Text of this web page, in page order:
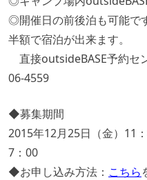
◎開催日の前後泊も可能で
半額で宿泊が出来ます。
直接outsideBASE予約セ
06-4559
◆募集期間
2015年12月25日（金）11
7：00
◆お申し込み方法： こちら